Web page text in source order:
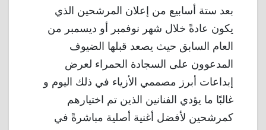
بعد ستة أسابيع من إعلان المرشحين الذي
يكون عادةً خلال شهر نوفمبر أو ديسمبر من
العام السابق حيث يصعد قبلها الضيوف
المدعوون على السجادة الحمراء لعرض
إبداعات أبرز مصممي الأزياء في ذلك اليوم و
غالبًا ما يؤدي الفنانين الذين تم اختيارهم
كمرشحين لأفضل أغنية أصلية مباشرةً في